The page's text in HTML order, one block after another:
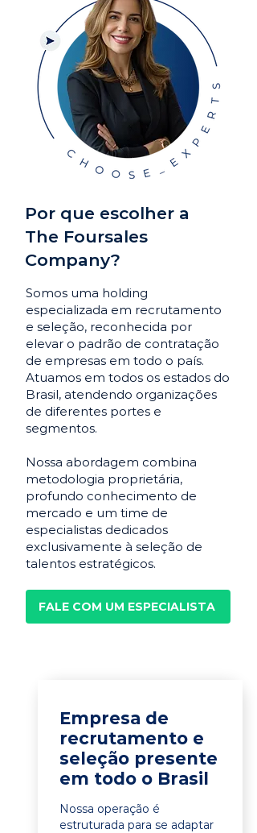
Por que escolher a
The Foursales
Company?
Somos uma holding
especializada em recrutamento
e seleção, reconhecida por
elevar o padrão de contratação
de empresas em todo o país.
Atuamos em todos os estados do
Brasil, atendendo organizações
de diferentes portes e
segmentos.
Nossa abordagem combina
metodologia proprietária,
profundo conhecimento de
mercado e um time de
especialistas dedicados
exclusivamente à seleção de
talentos estratégicos.
FALE COM UM ESPECIALISTA
Empresa de
recrutamento e
seleção presente
em todo o Brasil
Nossa operação é
estruturada para se adaptar